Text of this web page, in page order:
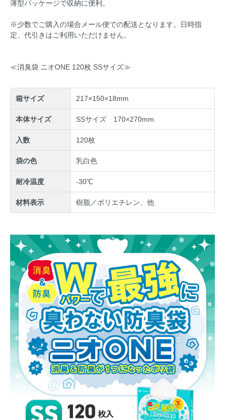
薄型パッケージで収納に便利。
※少数でご購入の場合メール便での配送となります。日時指
定、代引きはご利用いただけません。
≪消臭袋 ニオONE 120枚 SSサイズ≫
箱サイズ 217×150×18mm
本体サイズ SSサイズ 170×270mm
入数 120枚
袋の色 乳白色
耐冷温度 -30℃
材料表示 樹脂／ポリエチレン、他